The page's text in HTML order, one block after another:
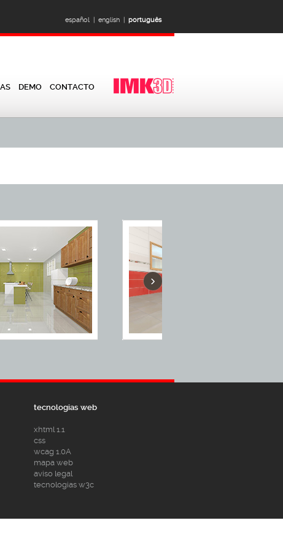
português
english |
español |
DEMO CONTACTO
›
tecnologias web
xhtml 1.1
css
wcag 1.0A
mapa web
aviso legal
tecnologias w3c